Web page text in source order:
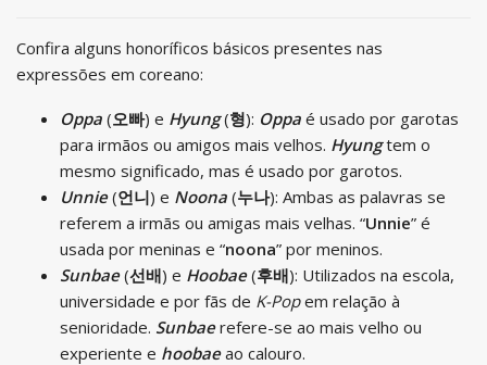
Confira alguns honoríficos básicos presentes nas
expressões em coreano:
Oppa (오빠) e Hyung (형): Oppa é usado por garotas
para irmãos ou amigos mais velhos. Hyung tem o
mesmo significado, mas é usado por garotos.
Unnie (언니) e Noona (누나): Ambas as palavras se
referem a irmãs ou amigas mais velhas. “Unnie” é
usada por meninas e “noona” por meninos.
Sunbae (선배) e Hoobae (후배): Utilizados na escola,
universidade e por fãs de K-Popem relação à
senioridade. Sunbae refere-se ao mais velho ou
experiente e hoobae ao calouro.